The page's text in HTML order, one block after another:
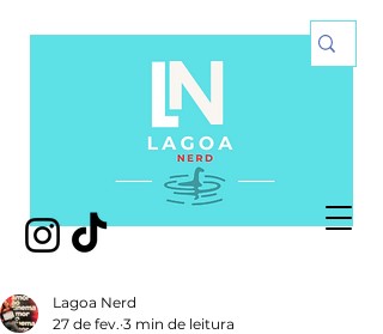
Lagoa Nerd
27 de fev. 3 min de leitura